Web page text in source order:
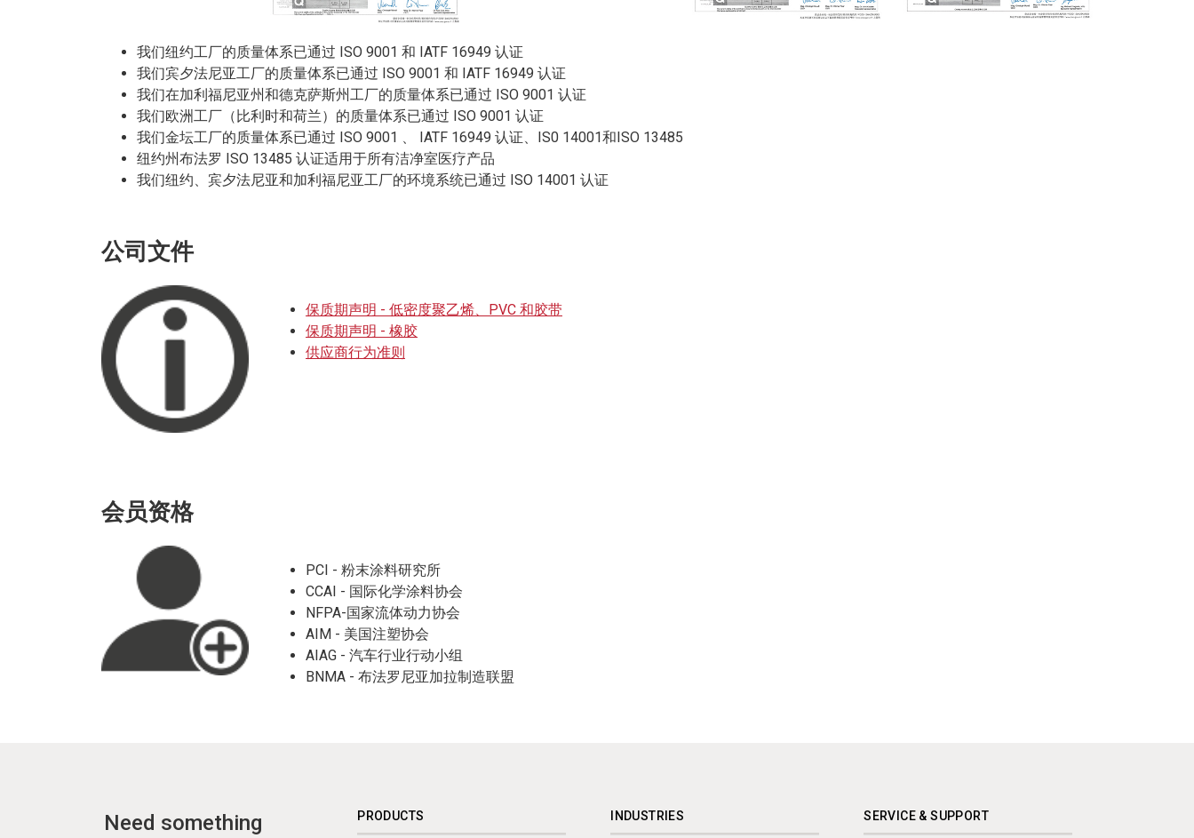
我们纽约工厂的质量体系已通过 ISO 9001 和 IATF 16949 认证
我们宾夕法尼亚工厂的质量体系已通过 ISO 9001 和 IATF 16949 认证
我们在加利福尼亚州和德克萨斯州工厂的质量体系已通过 ISO 9001 认证
我们欧洲工厂（比利时和荷兰）的质量体系已通过 ISO 9001 认证
我们金坛工厂的质量体系已通过 ISO 9001 、 IATF 16949 认证、IS0 14001和ISO 13485
纽约州布法罗 ISO 13485 认证适用于所有洁净室医疗产品
我们纽约、宾夕法尼亚和加利福尼亚工厂的环境系统已通过 ISO 14001 认证
公司文件
保质期声明 - 低密度聚乙烯、PVC 和胶带
保质期声明 - 橡胶
供应商行为准则
会员资格
PCI - 粉末涂料研究所
CCAI - 国际化学涂料协会
NFPA-国家流体动力协会
AIM - 美国注塑协会
AIAG - 汽车行业行动小组
BNMA - 布法罗尼亚加拉制造联盟
Need something
PRODUCTS INDUSTRIES SERVICE & SUPPORT